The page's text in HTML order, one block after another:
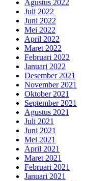
Agustus 2022
Juli 2022
Juni 2022
Mei 2022
April 2022
Maret 2022
Februari 2022
Januari 2022
Desember 2021
November 2021
Oktober 2021
September 2021
Agustus 2021
Juli 2021
Juni 2021
Mei 2021
April 2021
Maret 2021
Februari 2021
Januari 2021